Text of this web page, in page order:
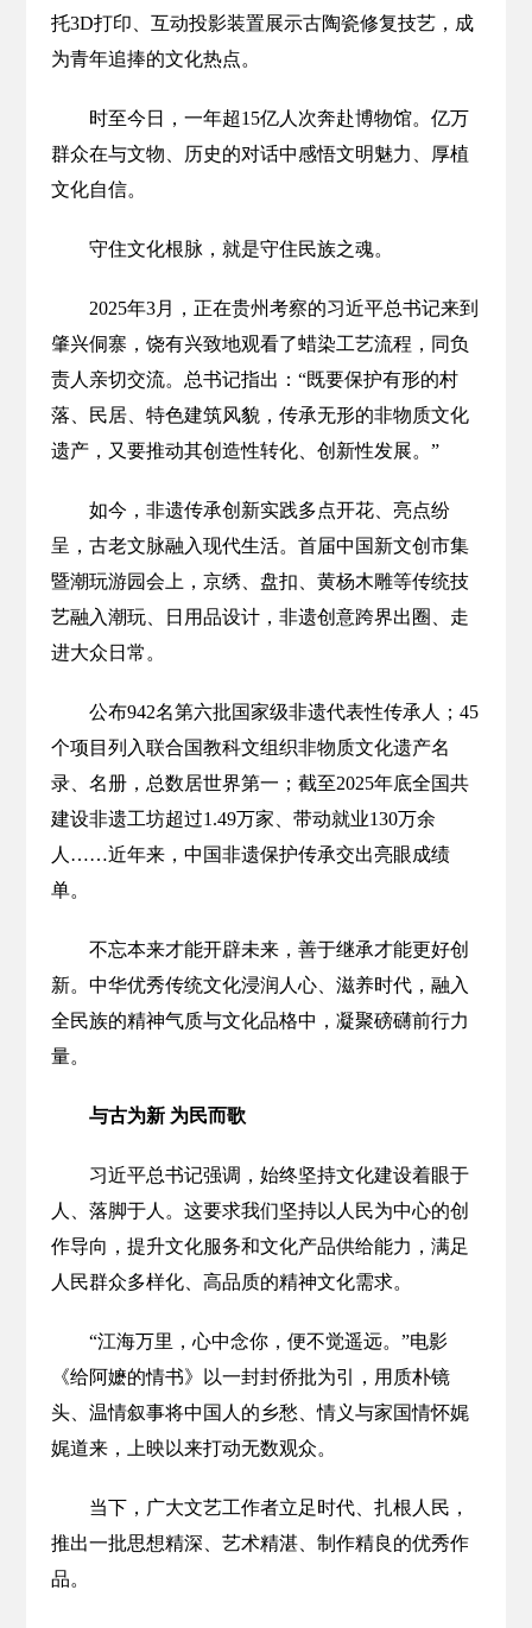
托3D打印、互动投影装置展示古陶瓷修复技艺，成
为青年追捧的文化热点。
时至今日，一年超15亿人次奔赴博物馆。亿万
群众在与文物、历史的对话中感悟文明魅力、厚植
文化自信。
守住文化根脉，就是守住民族之魂。
2025年3月，正在贵州考察的习近平总书记来到
肇兴侗寨，饶有兴致地观看了蜡染工艺流程，同负
责人亲切交流。总书记指出：“既要保护有形的村
落、民居、特色建筑风貌，传承无形的非物质文化
遗产，又要推动其创造性转化、创新性发展。”
如今，非遗传承创新实践多点开花、亮点纷
呈，古老文脉融入现代生活。首届中国新文创市集
暨潮玩游园会上，京绣、盘扣、黄杨木雕等传统技
艺融入潮玩、日用品设计，非遗创意跨界出圈、走
进大众日常。
公布942名第六批国家级非遗代表性传承人；45
个项目列入联合国教科文组织非物质文化遗产名
录、名册，总数居世界第一；截至2025年底全国共
建设非遗工坊超过1.49万家、带动就业130万余
人……近年来，中国非遗保护传承交出亮眼成绩
单。
不忘本来才能开辟未来，善于继承才能更好创
新。中华优秀传统文化浸润人心、滋养时代，融入
全民族的精神气质与文化品格中，凝聚磅礴前行力
量。
与古为新 为民而歌
习近平总书记强调，始终坚持文化建设着眼于
人、落脚于人。这要求我们坚持以人民为中心的创
作导向，提升文化服务和文化产品供给能力，满足
人民群众多样化、高品质的精神文化需求。
“江海万里，心中念你，便不觉遥远。”电影
《给阿嬷的情书》以一封封侨批为引，用质朴镜
头、温情叙事将中国人的乡愁、情义与家国情怀娓
娓道来，上映以来打动无数观众。
当下，广大文艺工作者立足时代、扎根人民，
推出一批思想精深、艺术精湛、制作精良的优秀作
品。